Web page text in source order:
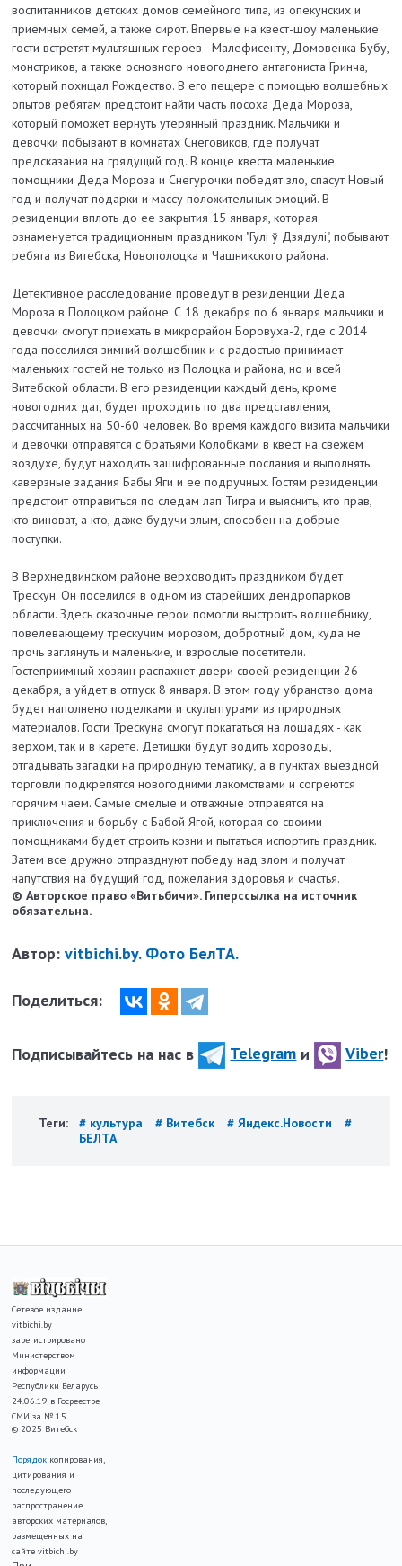
воспитанников детских домов семейного типа, из опекунских и
приемных семей, а также сирот. Впервые на квест-шоу маленькие
гости встретят мультяшных героев - Малефисенту, Домовенка Бубу,
монстриков, а также основного новогоднего антагониста Гринча,
который похищал Рождество. В его пещере с помощью волшебных
опытов ребятам предстоит найти часть посоха Деда Мороза,
который поможет вернуть утерянный праздник. Мальчики и
девочки побывают в комнатах Снеговиков, где получат
предсказания на грядущий год. В конце квеста маленькие
помощники Деда Мороза и Снегурочки победят зло, спасут Новый
год и получат подарки и массу положительных эмоций. В
резиденции вплоть до ее закрытия 15 января, которая
ознаменуется традиционным праздником "Гулі ў Дзядулі", побывают
ребята из Витебска, Новополоцка и Чашникского района.
Детективное расследование проведут в резиденции Деда
Мороза в Полоцком районе. С 18 декабря по 6 января мальчики и
девочки смогут приехать в микрорайон Боровуха-2, где с 2014
года поселился зимний волшебник и с радостью принимает
маленьких гостей не только из Полоцка и района, но и всей
Витебской области. В его резиденции каждый день, кроме
новогодних дат, будет проходить по два представления,
рассчитанных на 50-60 человек. Во время каждого визита мальчики
и девочки отправятся с братьями Колобками в квест на свежем
воздухе, будут находить зашифрованные послания и выполнять
каверзные задания Бабы Яги и ее подручных. Гостям резиденции
предстоит отправиться по следам лап Тигра и выяснить, кто прав,
кто виноват, а кто, даже будучи злым, способен на добрые
поступки.
В Верхнедвинском районе верховодить праздником будет
Трескун. Он поселился в одном из старейших дендропарков
области. Здесь сказочные герои помогли выстроить волшебнику,
повелевающему трескучим морозом, добротный дом, куда не
прочь заглянуть и маленькие, и взрослые посетители.
Гостеприимный хозяин распахнет двери своей резиденции 26
декабря, а уйдет в отпуск 8 января. В этом году убранство дома
будет наполнено поделками и скульптурами из природных
материалов. Гости Трескуна смогут покататься на лошадях - как
верхом, так и в карете. Детишки будут водить хороводы,
отгадывать загадки на природную тематику, а в пунктах выездной
торговли подкрепятся новогодними лакомствами и согреются
горячим чаем. Самые смелые и отважные отправятся на
приключения и борьбу с Бабой Ягой, которая со своими
помощниками будет строить козни и пытаться испортить праздник.
Затем все дружно отпразднуют победу над злом и получат
напутствия на будущий год, пожелания здоровья и счастья.
© Авторское право «Витьбичи». Гиперссылка на источник
обязательна.
Автор:vitbichi.by. Фото БелТА.
Поделиться:
Подписывайтесь на нас в Telegram и Viber!
Теги: # культура # Витебск # Яндекс.Новости
#
БЕЛТА
Сетевое издание
vitbichi.by
зарегистрировано
Министерством
информации
Республики Беларусь
24.06.19 в Госреестре
СМИ за № 15.
© 2025 Витебск
Порядок копирования,
цитирования и
последующего
распространение
авторских материалов,
размещенных на
сайте vitbichi.by